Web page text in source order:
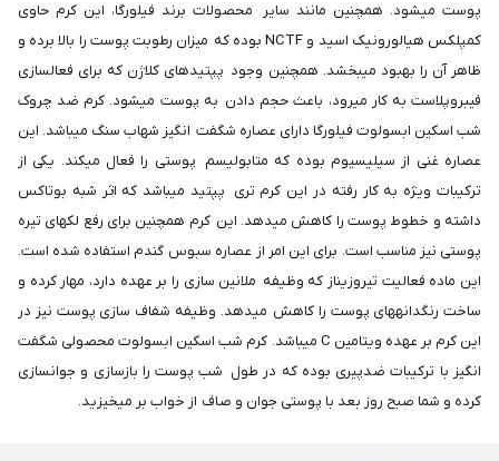
پوست می‎شود. همچنین مانند سایر محصولات برند فیلورگا، این کرم حاوی
کمپلکس هیالورونیک اسید و NCTF بوده که میزان رطوبت پوست را بالا برده و
ظاهر آن را بهبود می‎بخشد. همچنین وجود پپتیدهای کلاژن که برای فعالسازی
فیبروپلاست به کار می‎رود، باعث حجم دادن به پوست می‎شود. کرم ضد چروک
شب اسکین ابسولوت فیلورگا دارای عصاره شگفت انگیز شهاب سنگ می‎‏باشد. این
عصاره غنی از سیلیسیوم بوده که متابولیسم پوستی را فعال می‎کند. یکی از
ترکیبات ویژه به کار رفته در این کرم تری پپتید می‏‎باشد که اثر شبه بوتاکس
داشته و خطوط پوست را کاهش می‎دهد. این کرم همچنین برای رفع لک‎های تیره
پوستی نیز مناسب است. برای این امر از عصاره سبوس گندم استفاده شده است.
این ماده فعالیت تیروزیناز که وظیفه ملانین سازی را بر عهده دارد، مهار کرده و
ساخت رنگدانه‎های پوست را کاهش می‎دهد. وظیفه شفاف سازی پوست نیز در
این کرم بر عهده ویتامین C می‏‎باشد. کرم شب اسکین ابسولوت محصولی شگفت
انگیز با ترکیبات ضدپیری بوده که در طول شب پوست را بازسازی و جوانسازی
کرده و شما صبح روز بعد با پوستی جوان و صاف از خواب بر میخیزید.